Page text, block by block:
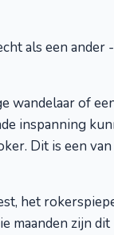
als een ander
wandelaar of
inspanning
Dit is een van
het
maanden zijn dit